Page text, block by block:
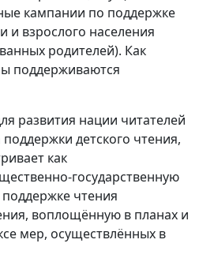
кампании по поддержке
и взрослого населения
родителей). Как
поддерживаются
развития нации читателей
детского чтения,
как
государственную
чтения
воплощённую в планах и
мер, осуществлённых в